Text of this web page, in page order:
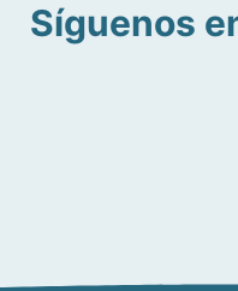
Síguenos